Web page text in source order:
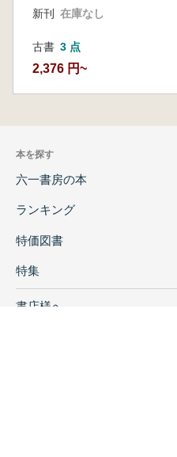
新刊 在庫なし
古書 3 点
2,376 円~
本を探す
六一書房の本
ランキング
特価図書
特集
書店様へ